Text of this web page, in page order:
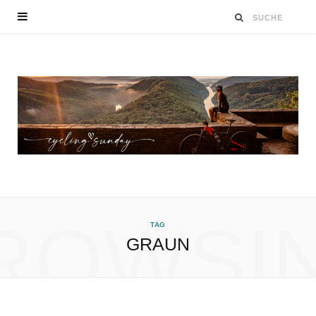
TAG
GRAUN